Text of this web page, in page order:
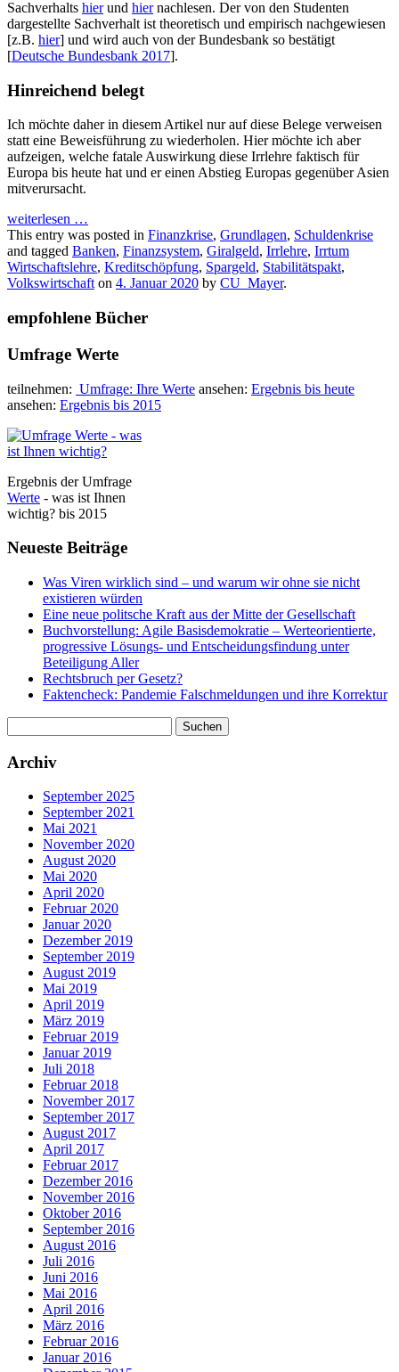
Sachverhalts hierund hiernachlesen. Der von den Studenten
dargestellte Sachverhalt ist theoretisch und empirisch nachgewiesen
[z.B. hier] und wird auch von der Bundesbank so bestätigt
[Deutsche Bundesbank 2017].
Hinreichend belegt
Ich möchte daher in diesem Artikel nur auf diese Belege verweisen
statt eine Beweisführung zu wiederholen. Hier möchte ich aber
aufzeigen, welche fatale Auswirkung diese Irrlehre faktisch für
Europa bis heute hat und er einen Abstieg Europas gegenüber Asien
mitverursacht.
weiterlesen …
This entry was posted in Finanzkrise, Grundlagen, Schuldenkrise
and tagged Banken, Finanzsystem, Giralgeld, Irrlehre, Irrtum
Wirtschaftslehre, Kreditschöpfung, Spargeld, Stabilitätspakt,
Volkswirtschafton 4. Januar 2020 by CU_Mayer.
empfohlene Bücher
Umfrage Werte
teilnehmen: Umfrage: Ihre Werte ansehen: Ergebnis bis heute
ansehen: Ergebnis bis 2015
Ergebnis der Umfrage
Werte - was ist Ihnen
wichtig? bis 2015
Neueste Beiträge
Was Viren wirklich sind – und warum wir ohne sie nicht
existieren würden
Eine neue politsche Kraft aus der Mitte der Gesellschaft
Buchvorstellung: Agile Basisdemokratie – Werteorientierte,
progressive Lösungs- und Entscheidungsfindung unter
Beteiligung Aller
Rechtsbruch per Gesetz?
Faktencheck: Pandemie Falschmeldungen und ihre Korrektur
nach:
Archiv
September 2025
September 2021
Mai 2021
November 2020
August 2020
Mai 2020
April 2020
Februar 2020
Januar 2020
Dezember 2019
September 2019
August 2019
Mai 2019
April 2019
März 2019
Februar 2019
Januar 2019
Juli 2018
Februar 2018
November 2017
September 2017
August 2017
April 2017
Februar 2017
Dezember 2016
November 2016
Oktober 2016
September 2016
August 2016
Juli 2016
Juni 2016
Mai 2016
April 2016
März 2016
Februar 2016
Januar 2016